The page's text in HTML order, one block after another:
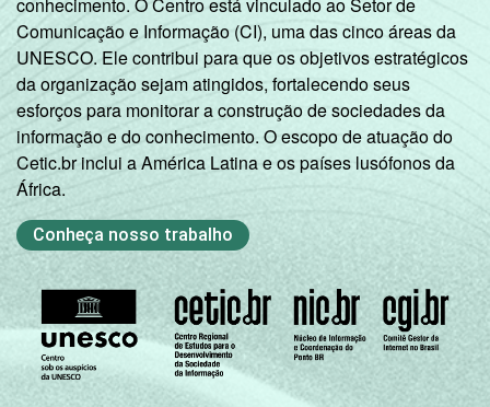
Comunicação e Informação (CI), uma das cinco áreas da
UNESCO. Ele contribui para que os objetivos estratégicos
da organização sejam atingidos, fortalecendo seus
esforços para monitorar a construção de sociedades da
informação e do conhecimento. O escopo de atuação do
Cetic.br inclui a América Latina e os países lusófonos da
África.
Conheça nosso trabalho